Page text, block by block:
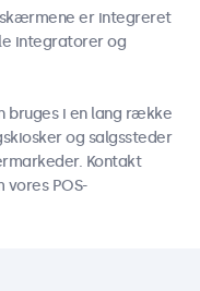
er integreret
integratorer og
bruges i en lang række
og salgssteder
Kontakt
POS-